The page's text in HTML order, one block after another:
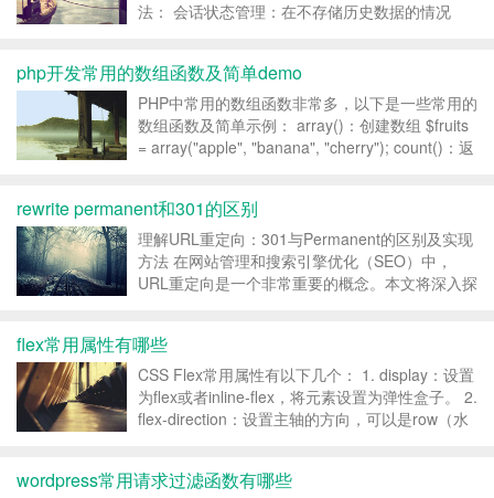
法： 会话状态管理：在不存储历史数据的情况
在先前的会话状态。如果存在，则根据先前的会话
状态进行响应；否...
php开发常用的数组函数及简单demo
PHP中常用的数组函数非常多，以下是一些常用的
数组函数及简单示例： array()：创建数组 $fruits
= array("apple", "banana", "cherry"); count()：返
rewrite permanent和301的区别
理解URL重定向：301与Permanent的区别及实现
方法 在网站管理和搜索引擎优化（SEO）中，
URL重定向是一个非常重要的概念。本文将深入探
是URL重定向？ URL重定...
flex常用属性有哪些
CSS Flex常用属性有以下几个： 1. display：设置
为flex或者inline-flex，将元素设置为弹性盒子。 2.
flex-direction：设置主轴的方向，可以是row（水
wordpress常用请求过滤函数有哪些